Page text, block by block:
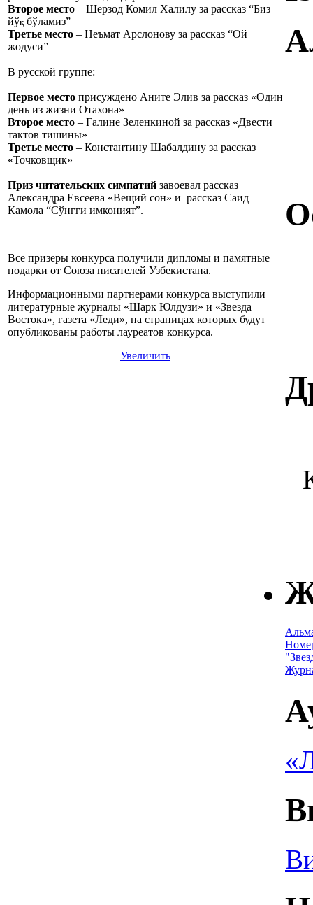
Второе место – Шерзод Комил Халилу за рассказ “Биз
йўқбўламиз”
Третье место – Неъмат Арслонову за рассказ “Ой
жодуси”
В русской группе:
Первое место присуждено Аните Элив за рассказ «Один
день из жизни Отахона»
Второе место – Галине Зеленкиной за рассказ «Двести
тактов тишины»
Третье место – Константину Шабалдину за рассказ
«Точковщик»
Приз читательских симпатий завоевал рассказ
Александра Евсеева «Вещий сон» и рассказ Саид
Камола “Сўнгги имконият”.
Все призеры конкурса получили дипломы и памятные
подарки от Союза писателей Узбекистана.
Информационными партнерами конкурса выступили
литературные журналы «Шарк Юлдузи» и «Звезда
Востока», газета «Леди», на страницах которых будут
опубликованы работы лауреатов конкурса.
Увеличить